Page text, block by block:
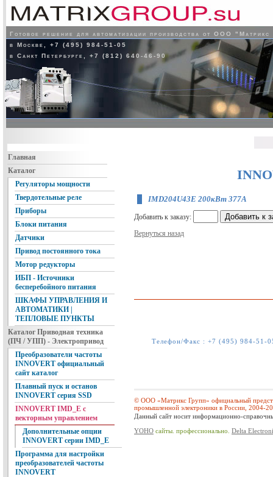
Готовое решение для автоматизации производства от ООО "Матрикс
в Москве, +7 (495) 984-51-05
в Санкт Петербурге, +7 (812) 640-46-90
Главная
Каталог
Регуляторы мощности
Твердотельные реле
Приборы
Блоки питания
Датчики
Привод постоянного тока
Мотор редукторы
ИБП - Источники
бесперебойного питания
ШКАФЫ УПРАВЛЕНИЯ И
АВТОМАТИКИ |
ТЕПЛОВЫЕ ПУНКТЫ
Каталог Приводная техника
(ПЧ / УПП) - Электропривод
Преобразователи частоты
INNOVERT официальный
сайт каталог
Плавный пуск и останов
INNOVERT серия SSD
INNOVERT IMD_E с
векторным управлением
Дополнительные опции
INNOVERT серии IMD_E
Программа для настройки
преобразователей частоты
INNOVERT
IMD204U43E 200кВт 377А
Добавить к заказу:
Вернуться назад
Телефон/Факс : +7 (495) 984-51-
© ООО «Матрикс Групп» официальный
промышленной электроники в России, 2004-
Данный сайт носит информационно-
YOHO сайты. профессионально. Delta